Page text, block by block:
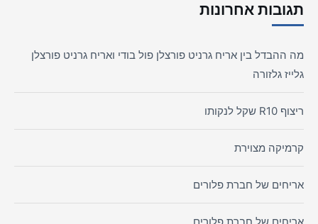
תגובות אחרונות
מה ההבדל בין אריח גרניט פורצלן פול בודי ואריח גרניט פורצלן
גלייז גלזורה
ריצוף R10 שקל לנקותו
קרמיקה מצוירת
אריחים של חברת פלורים